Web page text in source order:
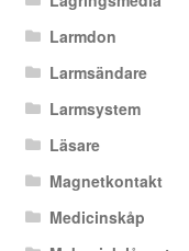
Larmdon
Larmsändare
Larmsystem
Läsare
Magnetkontakt
Medicinskåp